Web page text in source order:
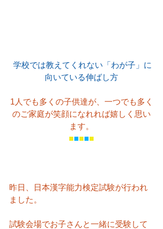
学校では教えてくれない「わが子」に
向いている伸ばし方
1人でも多くの子供達が、一つでも多く
のご家庭が笑顔になれれば嬉しく思い
ます。
■■■■■
昨日、日本漢字能力検定試験が行われ
ました。
試験会場でお子さんと一緒に受験して